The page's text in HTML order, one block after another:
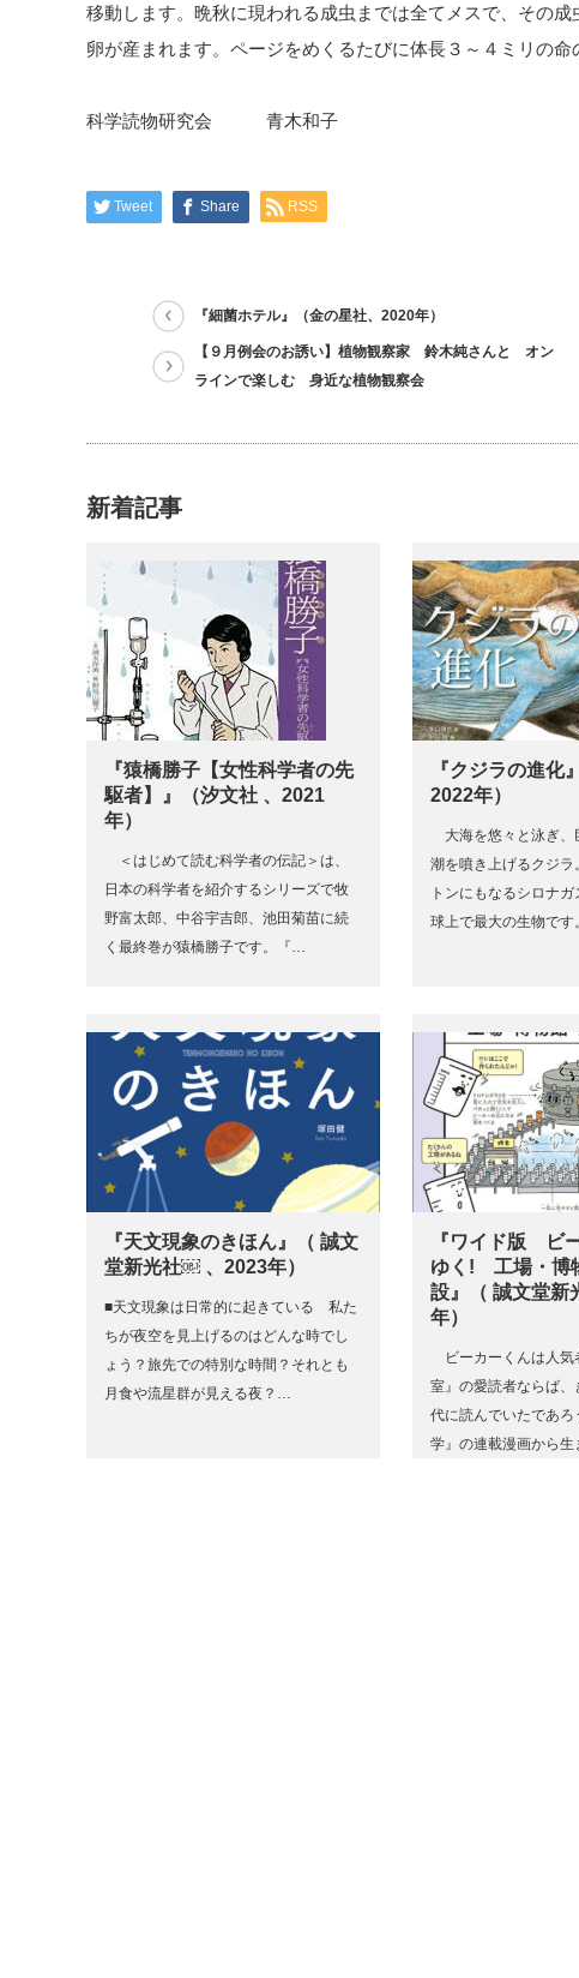
移動します。晩秋に現われる成虫までは全てメスで、その
卵が産まれます。ページをめくるたびに体長３～４ミリの命
科学読物研究会 青木和子
Tweet Share RSS
『細菌ホテル』（金の星社、2020年）
【９月例会のお誘い】植物観察家 鈴木純さんと オン
ラインで楽しむ 身近な植物観察会
新着記事
『猿橋勝子【女性科学者の先
駆者】』（汐文社 、2021
年）
＜はじめて読む科学者の伝記＞は、
日本の科学者を紹介するシリーズで牧
野富太郎、中谷宇吉郎、池田菊苗に続
く最終巻が猿橋勝子です。『…
『クジラの進化
2022年）
大海を悠々と泳ぎ、
潮を噴き上げるクジ
トンにもなるシロナ
球上で最大の生物です
『天文現象のきほん』（ 誠文
堂新光社￼ 、2023年）
■天文現象は日常的に起きている 私た
ちが夜空を見上げるのはどんな時でし
ょう？旅先での特別な時間？それとも
月食や流星群が見える夜？…
『ワイド版 ビ
ゆく! 工場・博
設』（ 誠文堂新
年）
ビーカーくんは人気
室』の愛読者ならば、
代に読んでいたであろ
学』の連載漫画から生